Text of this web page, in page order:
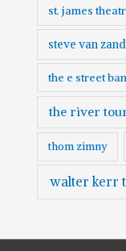
st. james
steve van
the e street
the river
thom zimny
walter kerr